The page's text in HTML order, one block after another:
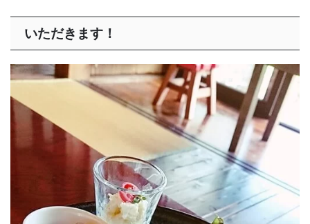
いただきます！